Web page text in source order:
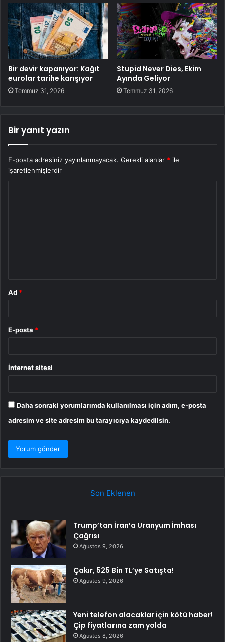
Bir devir kapanıyor: Kağıt
eurolar tarihe karışıyor
Temmuz 31, 2026
Stupid Never Dies, Ekim
Ayında Geliyor
Temmuz 31, 2026
Bir yanıt yazın
E-posta adresiniz yayınlanmayacak. Gerekli alanlar * ile
işaretlenmişlerdir
Ad *
E-posta *
İnternet sitesi
Daha sonraki yorumlarımda kullanılması için adım, e-posta
adresim ve site adresim bu tarayıcıya kaydedilsin.
Son Eklenen
Trump’tan İran’a Uranyum İmhası
Çağrısı
Ağustos 9, 2026
Çakır, 525 Bin TL’ye Satışta!
Ağustos 9, 2026
Yeni telefon alacaklar için kötü haber!
Çip fiyatlarına zam yolda
Ağustos 8, 2026